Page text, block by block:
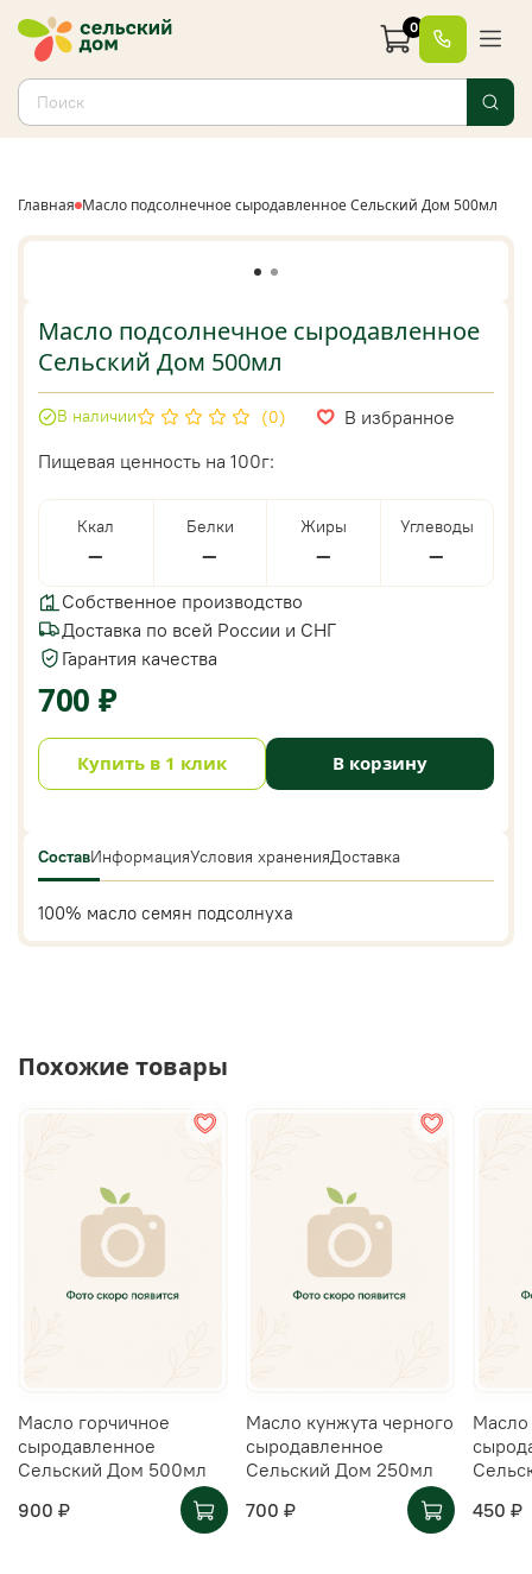
0
Главная Масло подсолнечное сыродавленное Сельский Дом 500мл
Масло подсолнечное сыродавленное
Сельский Дом 500мл
(0) В избранное
В наличии
Пищевая ценность на 100г:
Ккал
—
Белки
—
Жиры
—
Углеводы
—
Собственное производство
Доставка по всей России и СНГ
Гарантия качества
700 ₽
В корзину
Купить в 1 клик
СоставИнформацияУсловия храненияДоставка
100% масло семян подсолнуха
Похожие товары
Масло горчичное
сыродавленное
Сельский Дом 500мл
900 ₽
Масло кунжута черного
сыродавленное
Сельский Дом 250мл
700 ₽
Масло
450 ₽